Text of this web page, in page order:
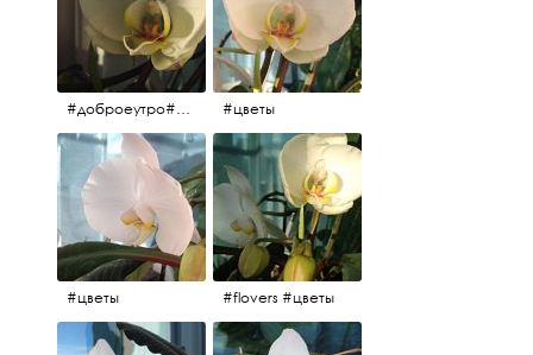
#доброеутро#май#солнце#цветы #майсолнцецветы #цветы
#цветы #flovers #цветы